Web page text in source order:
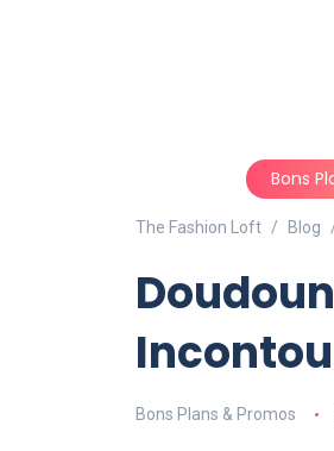
Bons
The Fashion Loft Blog
Bons Plans & Promos